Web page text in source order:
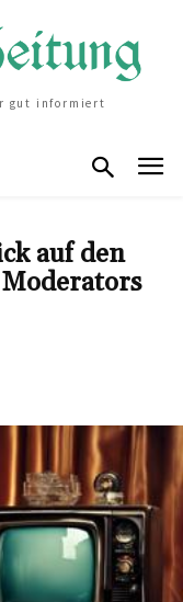
gut informiert
auf den